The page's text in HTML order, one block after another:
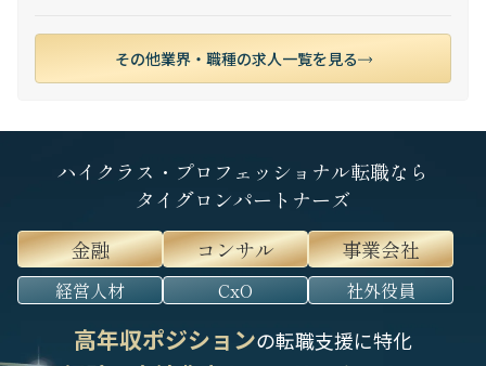
その他業界・職種の求人一覧を見る
ハイクラス・プロフェッショナル転職なら
タイグロンパートナーズ
金融
コンサル 事業会社
経営人材 CxO 社外役員
高年収ポジションの転職支援に特化